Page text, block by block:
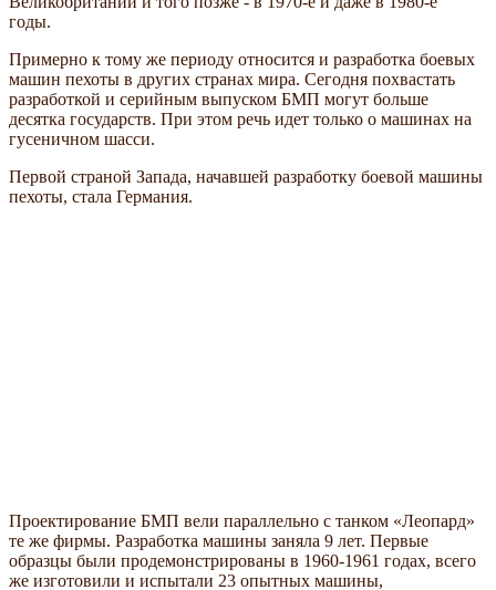
годы.
Примерно к тому же периоду относится и разработка боевых
машин пехоты в других странах мира. Сегодня похвастать
разработкой и серийным выпуском БМП могут больше
десятка государств. При этом речь идет только о машинах на
гусеничном шасси.
Первой страной Запада, начавшей разработку боевой машины
пехоты, стала Германия.
Проектирование БМП вели параллельно с танком
Леопард
те же фирмы. Разработка машины заняла 9 лет. Первые
образцы были продемонстрированы в 1960-1961 годах, всего
же изготовили и испытали 23 опытных машины,